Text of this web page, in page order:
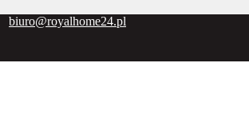
biuro@royalhome24.pl